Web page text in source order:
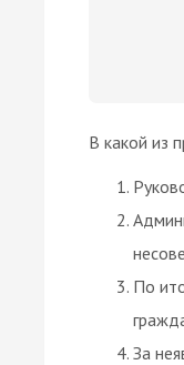
В какой из
По
За